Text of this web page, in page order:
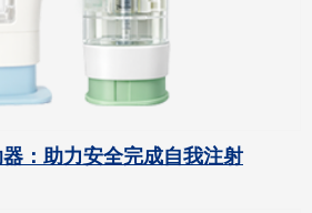
：助力安全完成自我注射